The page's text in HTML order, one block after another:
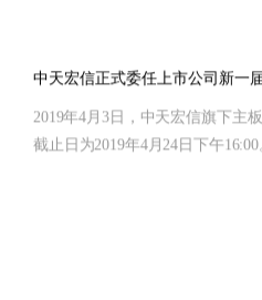
中天宏信正式委任上市公司新一
2019年4月3日，中天宏信旗下主
截止日为2019年4月24日下午16:00